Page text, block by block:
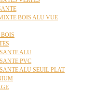
BOIS ALU VUE
ALU
PVC
ALU SEUIL PLAT